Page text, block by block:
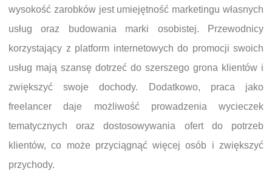
wysokość zarobków jest umiejętność marketingu własnych
usług oraz budowania marki osobistej. Przewodnicy
korzystający z platform internetowych do promocji swoich
usług mają szansę dotrzeć do szerszego grona klientów i
zwiększyć swoje dochody. Dodatkowo, praca jako
freelancer daje możliwość prowadzenia wycieczek
tematycznych oraz dostosowywania ofert do potrzeb
klientów, co może przyciągnąć więcej osób i zwiększyć
przychody.